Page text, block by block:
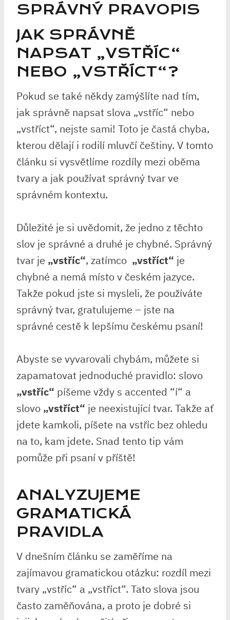
SPRÁVNÝ PRAVOPIS
JAK SPRÁVNĚ
NAPSAT „VSTŘÍC“ ‌
NEBO‍ „VSTŘÍCT“?
Pokud se⁢ také někdy zamýšlíte nad tím,
jak správně napsat‌ slova ‌„vstříc“ nebo
„vstříct“, nejste sami!⁢ Toto je častá chyba,
kterou dělají i⁤ rodilí mluvčí češtiny. V⁤ tomto
článku si vysvětlíme rozdíly mezi oběma
tvary a​ jak‍ používat​ správný tvar ve
správném kontextu.
Důležité je si uvědomit, že‍ jedno z‍ těchto
slov je správné ‌a⁤ druhé je chybné. Správný
tvar je „vstříc“, zatímco ⁣ „vstříct“ je
chybné a nemá místo v ​českém jazyce.
Takže pokud⁣ jste si mysleli,​ že používáte​
správný tvar, gratulujeme – ⁤jste ‌na ​
správné cestě ‌k lepšímu​ českému ​psaní!
Abyste se ⁢vyvarovali chybám, můžete si
zapamatovat​ jednoduché pravidlo: slovo ‌
„vstříc“ píšeme vždy s accented ⁢“í“ a
slovo „vstříct“ je neexistující tvar. Takže⁤ ať⁤
jdete kamkoli, ⁢píšete na vstříc bez ohledu‌
na to, kam jdete. ‍Snad tento tip vám
pomůže při⁢ psaní v příště!
ANALYZUJEME
⁤GRAMATICKÁ‌
PRAVIDLA
V dnešním​ článku se ‍zaměříme na
zajímavou gramatickou⁣ otázku: rozdíl mezi
⁢tvary „vstříc“​ a „vstříct“. Tato slova jsou
často zaměňována, a proto je dobré si⁤